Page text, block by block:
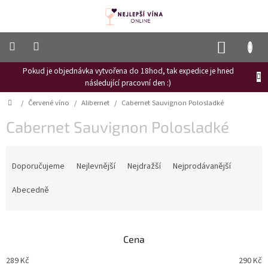
Pokud je objednávka vytvořena do 18hod, tak expedice je hned
následující pracovní den :)
Frizzante
Růžové
víno
Hroznový
Naši
vinaři
Vinné
Červené
Domů
/ Červené víno / Alibernet / Cabernet Sauvignon Polosladké
Cabernet Sauvignon Polosladké
o
Doporučujeme Nejlevnější Nejdražší
Nejprodávanější
Abecedně
Cena
289Kč 290Kč